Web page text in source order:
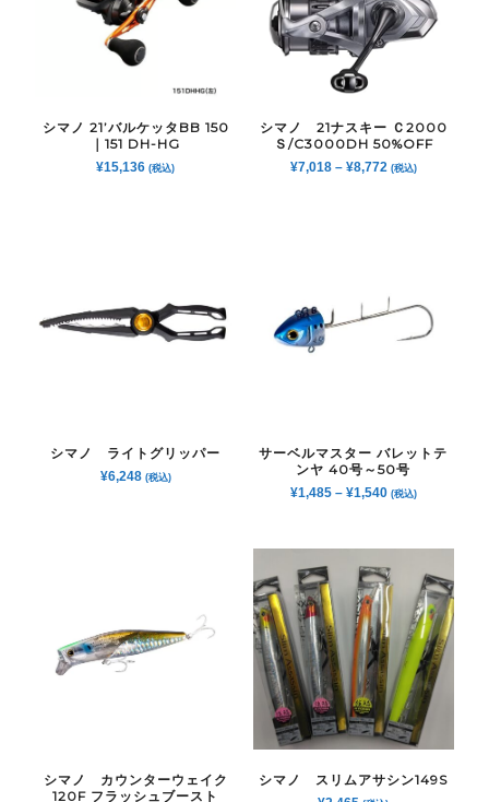
シマノ 21’バルケッタBB 150
｜151 DH-HG
¥15,136 (税込)
シマノ 21ナスキー Ｃ2000
Ｓ/C3000DH 50%OFF
¥7,018– ¥8,772 (税込)
シマノ ライトグリッパー
¥6,248 (税込)
サーベルマスター バレットテ
ンヤ 40号～50号
¥1,485– ¥1,540 (税込)
シマノ カウンターウェイク
120F フラッシュブースト
シマノ スリムアサシン149S